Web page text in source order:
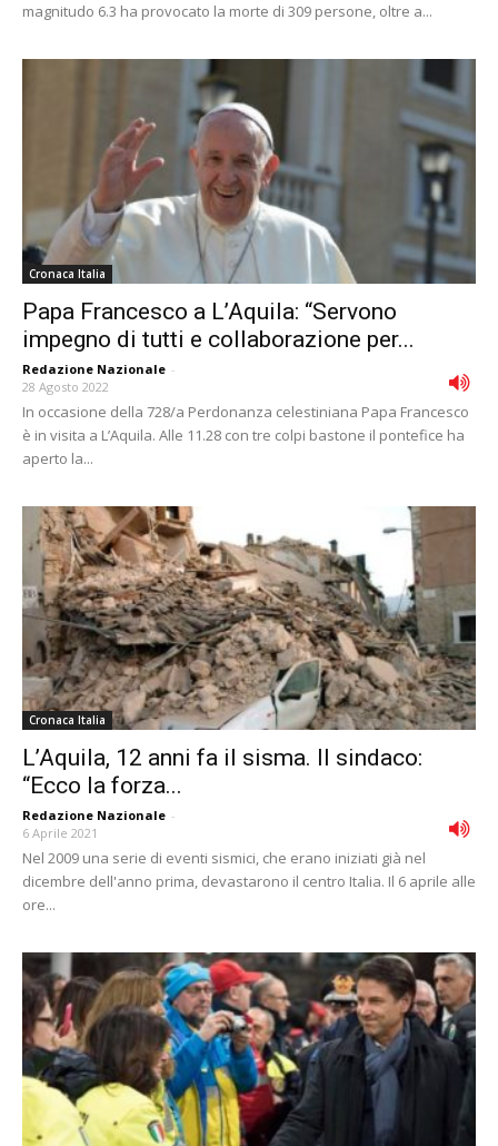
magnitudo 6.3 ha provocato la morte di 309 persone, oltre a...
Cronaca Italia
Papa Francesco a L’Aquila: “Servono
impegno di tutti e collaborazione per...
Redazione Nazionale -
28 Agosto 2022
In occasione della 728/a Perdonanza celestiniana Papa Francesco
è in visita a L’Aquila. Alle 11.28 con tre colpi bastone il pontefice ha
aperto la...
Cronaca Italia
L’Aquila, 12 anni fa il sisma. Il sindaco:
“Ecco la forza...
Redazione Nazionale -
6 Aprile 2021
Nel 2009 una serie di eventi sismici, che erano iniziati già nel
dicembre dell'anno prima, devastarono il centro Italia. Il 6 aprile alle
ore...